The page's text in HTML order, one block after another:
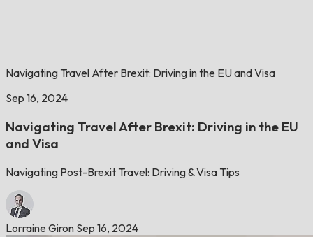
Navigating Travel After Brexit: Driving in the EU and Visa
Sep 16, 2024
Navigating Travel After Brexit: Driving in the EU
and Visa
Navigating Post-Brexit Travel: Driving & Visa Tips
Lorraine Giron Sep 16, 2024